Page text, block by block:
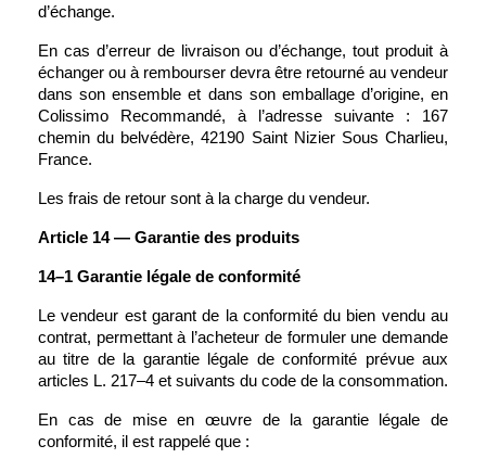
d’échange.
En cas d’erreur de livraison ou d’échange, tout produit à
échanger ou à rembourser devra être retourné au vendeur
dans son ensemble et dans son emballage d’origine, en
Colissimo Recommandé, à l’adresse suivante : 167
chemin du belvédère, 42190 Saint Nizier Sous Charlieu,
France.
Les frais de retour sont à la charge du vendeur.
Article 14 — Garantie des produits
14–1 Garantie légale de conformité
Le vendeur est garant de la conformité du bien vendu au
contrat, permettant à l’acheteur de formuler une demande
au titre de la garantie légale de conformité prévue aux
articles L. 217–4 et suivants du code de la consommation.
En cas de mise en œuvre de la garantie légale de
conformité, il est rappelé que :